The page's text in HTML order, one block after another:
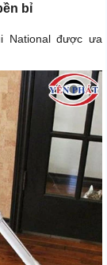
bỉ
National được ưa